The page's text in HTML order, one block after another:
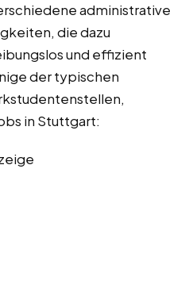
administrative
die dazu
und effizient
der typischen
in Stuttgart: